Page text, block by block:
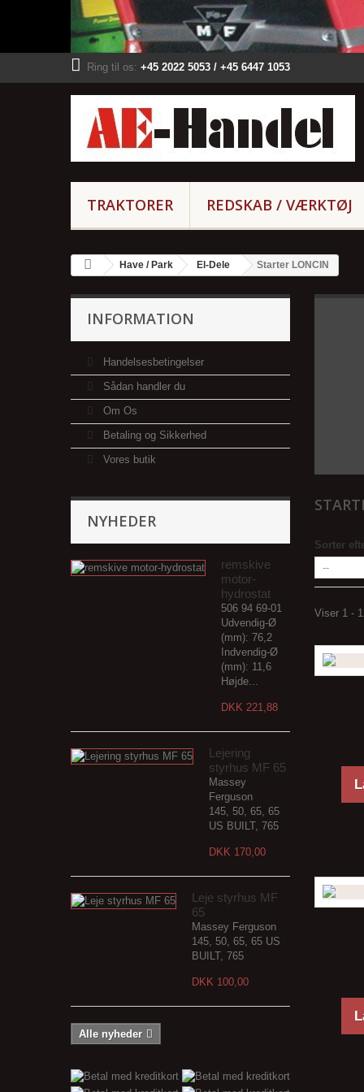
Ring til os: +45 2022 5053 / +45 6447 1053
TRAKTORER REDSKAB / VÆRKTØJ
Have / Park El-Dele Starter LONCIN
INFORMATION
Handelsesbetingelser
Sådan handler du
Om Os
Betaling og Sikkerhed
Vores butik
NYHEDER
remskive
motor-
hydrostat
506 94 69-01
Udvendig-Ø
(mm): 76,2
Indvendig-Ø
(mm): 11,6
Højde...
DKK 221,88
Lejering
styrhus MF 65
Massey
Ferguson
145, 50, 65, 65
US BUILT, 765
DKK 170,00
Leje styrhus MF
65
Massey Ferguson
145, 50, 65, 65 US
BUILT, 765
DKK 100,00
Alle nyheder
Sorter
Viser 1 -